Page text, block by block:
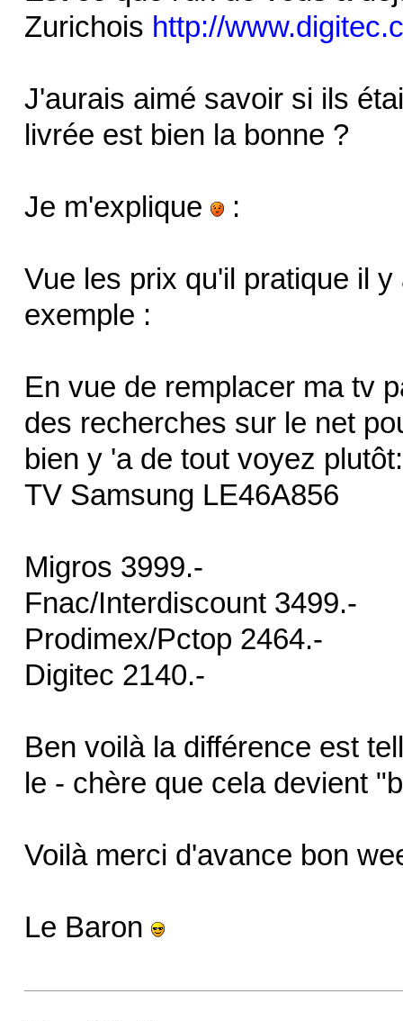
Zurichois http://
J'aurais aimé savoir si ils
livrée est bien la bonne ?
Je m'explique :
Vue les prix qu'il pratique il
exemple :
En vue de remplacer ma tv
des recherches sur le net
bien y 'a de tout voyez plutôt:
TV Samsung LE46A856
Migros 3999.-
Fnac/Interdiscount 3499.-
Prodimex/Pctop 2464.-
Digitec 2140.-
Ben voilà la différence est
le - chère que cela devient
Voilà merci d'avance bon
Le Baron